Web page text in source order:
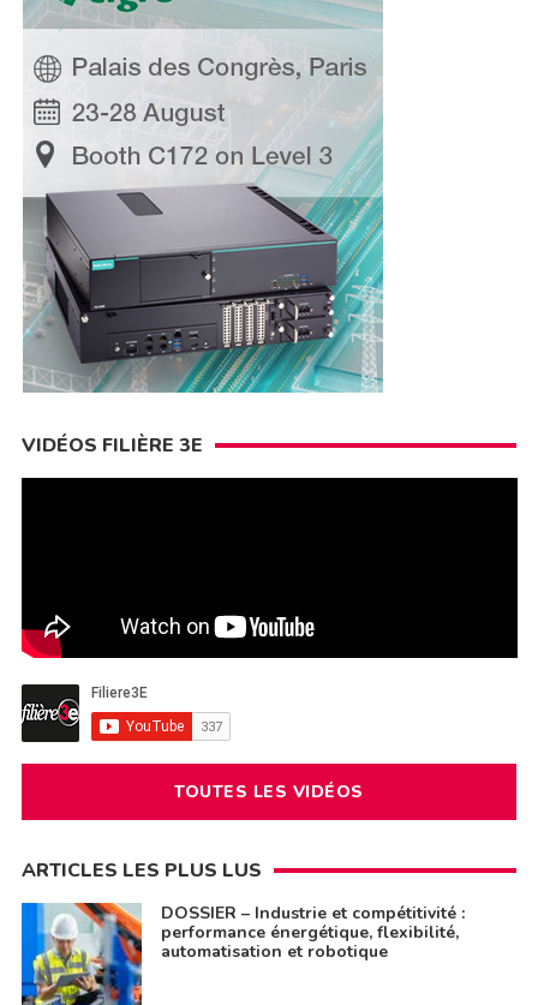
VIDÉOS FILIÈRE 3E
TOUTES LES VIDÉOS
ARTICLES LES PLUS LUS
DOSSIER – Industrie et compétitivité :
performance énergétique, flexibilité,
automatisation et robotique